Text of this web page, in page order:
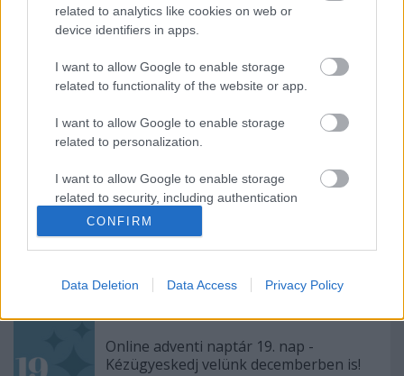
related to analytics like cookies on web or
device identifiers in apps.
I want to allow Google to enable storage
related to functionality of the website or app.
I want to allow Google to enable storage
related to personalization.
I want to allow Google to enable storage
related to security, including authentication
functionality and fraud prevention, and other
user protection.
CONFIRM
Data Deletion Data Access Privacy Policy
Online adventi naptár 23. nap -
Kézügyeskedj velünk decemberben is!
Kézügyeskedj velünk decemberben is!
Online adventi naptár 20. nap -
Online adventi naptár 19. nap -
Kézügyeskedj velünk decemberben is!